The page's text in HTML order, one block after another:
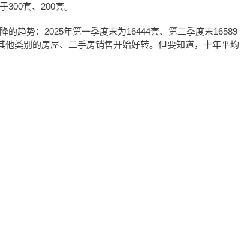
300套、200套。
的趋势：2025年第一季度末为16444套、第二季度末16589
他类别的房屋、二手房销售开始好转。但要知道，十年平均